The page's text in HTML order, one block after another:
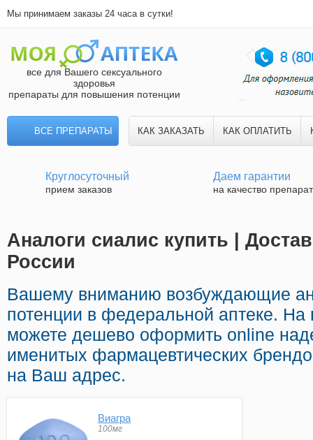
Мы принимаем заказы 24 часа в сутки!
все для Вашего сексуального
здоровья
препараты для повышения потенции
ВСЕ ПРЕПАРАТЫ КАК ЗАКАЗАТЬ КАК ОПЛАТИТЬ
Круглосуточный
прием заказов
Даем гарантии
на качество
Аналоги сиалис купить |
России
Вашему вниманию возбуждающие
потенции в федеральной аптеке.
можете дешево оформить online
именитых фармацевтических
на Ваш адрес.
Виагра
100мг